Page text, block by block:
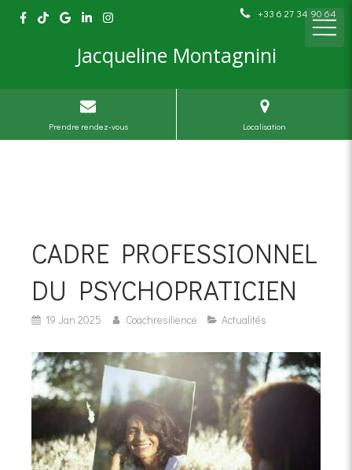
+33 6 27 34 90 64
Jacqueline Montagnini
Prendre rendez-vous Localisation
CADRE PROFESSIONNEL
DU PSYCHOPRATICIEN
19 Jan 2025 Coachresilience Actualités